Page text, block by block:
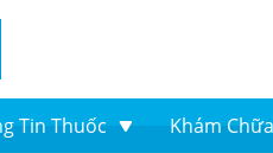
Tin Thuốc Khám